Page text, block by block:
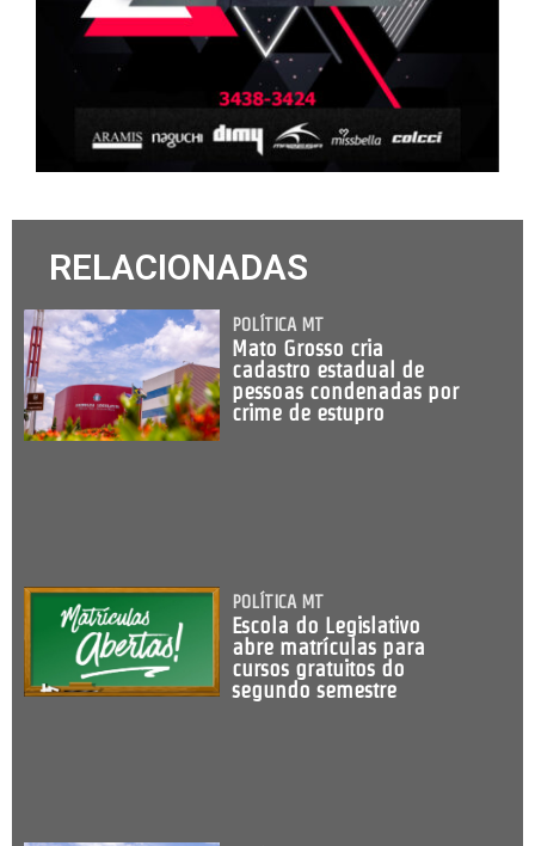
RELACIONADAS
POLÍTICA MT
Mato Grosso cria
cadastro estadual de
pessoas condenadas por
crime de estupro
POLÍTICA MT
Escola do Legislativo
abre matrículas para
cursos gratuitos do
segundo semestre